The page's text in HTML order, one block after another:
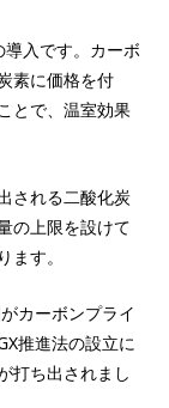
入です。カーボ
素に価格を付
とで、温室効果
される二酸化炭
の上限を設けて
す。
カーボンプライ
推進法の設立に
打ち出されまし